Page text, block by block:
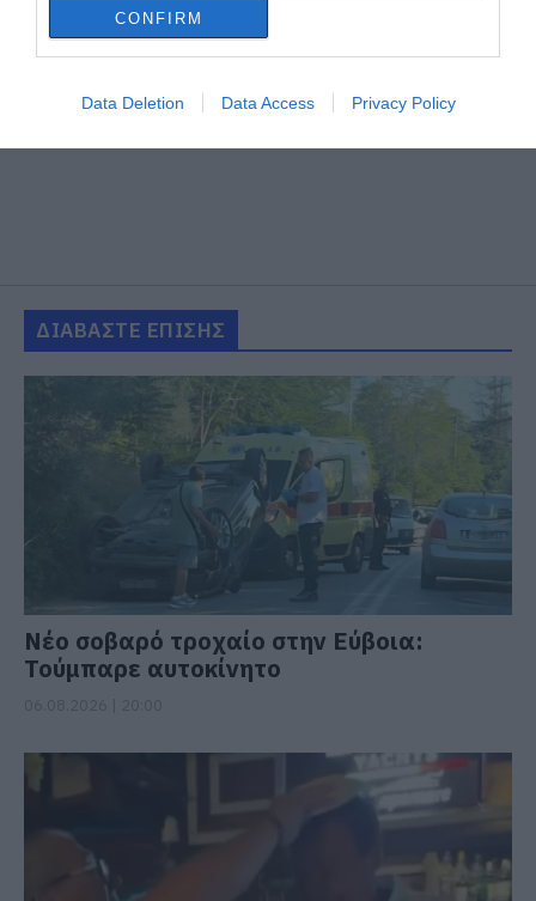
CONFIRM
Data Deletion Data Access Privacy Policy
ΔΙΑΒΑΣΤΕ ΕΠΙΣΗΣ
Νέο σοβαρό τροχαίο στην Εύβοια:
Τούμπαρε αυτοκίνητο